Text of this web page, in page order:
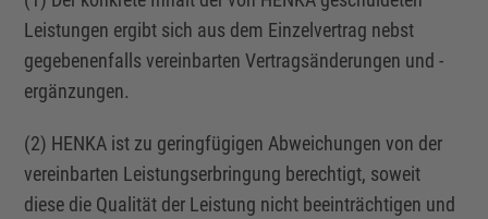
Leistungen ergibt sich aus dem Einzelvertrag nebst
gegebenenfalls vereinbarten Vertragsänderungen und -
ergänzungen.
(2) HENKA ist zu geringfügigen Abweichungen von der
vereinbarten Leistungserbringung berechtigt, soweit
diese die Qualität der Leistung nicht beeinträchtigen und